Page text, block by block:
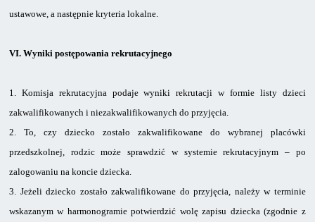
ustawowe, a następnie kryteria lokalne.
VI. Wyniki postępowania rekrutacyjnego
1. Komisja rekrutacyjna podaje wyniki rekrutacji w formie listy dzieci
zakwalifikowanych i niezakwalifikowanych do przyjęcia.
2. To, czy dziecko zostało zakwalifikowane do wybranej placówki
przedszkolnej, rodzic może sprawdzić w systemie rekrutacyjnym – po
zalogowaniu na koncie dziecka.
3. Jeżeli dziecko zostało zakwalifikowane do przyjęcia, należy w terminie
wskazanymw harmonogramie potwierdzić wolę zapisu dziecka (zgodnie z